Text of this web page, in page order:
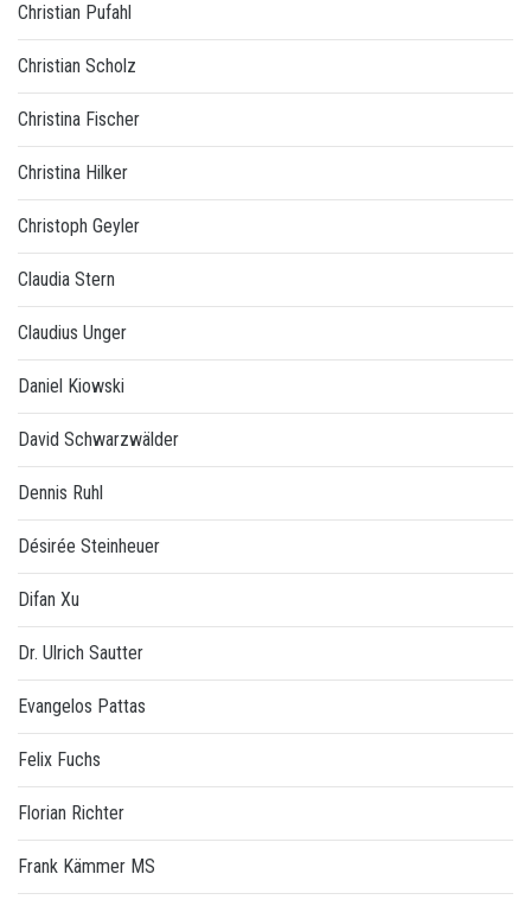
Christian Pufahl
Christian Scholz
Christina Fischer
Christina Hilker
Christoph Geyler
Claudia Stern
Claudius Unger
Daniel Kiowski
David Schwarzwälder
Dennis Ruhl
Désirée Steinheuer
Difan Xu
Dr. Ulrich Sautter
Evangelos Pattas
Felix Fuchs
Florian Richter
Frank Kämmer MS